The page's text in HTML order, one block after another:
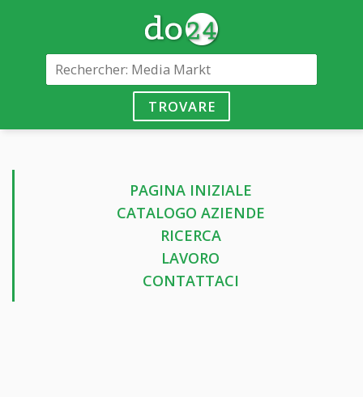
TROVARE
PAGINA INIZIALE
CATALOGO AZIENDE
RICERCA
LAVORO
CONTATTACI